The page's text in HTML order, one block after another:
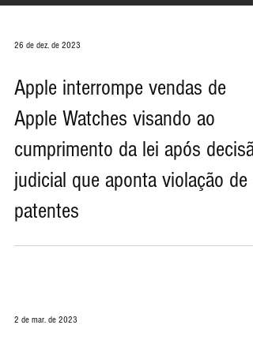
26 de dez. de 2023
Apple interrompe vendas de
Apple Watches visando ao
cumprimento da lei após decisão
judicial que aponta violação de